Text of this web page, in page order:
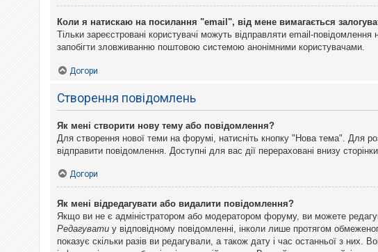
Коли я натискаю на посилання "email", від мене вимагається
Тільки зареєстровані користувачі можуть відправляти email-
запобігти зловживанню поштовою системою анонімними користувачами.
Догори
Створення повідомлень
Як мені створити нову тему або повідомлення?
Для створення нової теми на форумі, натисніть кнопку "Нова тема". Для
відправити повідомлення. Доступні для вас дії перераховані внизу
Догори
Як мені відредагувати або видалити повідомлення?
Якщо ви не є адміністратором або модератором форуму, ви можете
Редагувати у відповідному повідомленні, інколи лише протягом
показує скільки разів ви редагували, а також дату і час останньої з